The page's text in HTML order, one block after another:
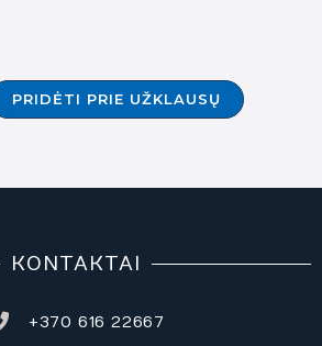
PRIDĖTI PRIE UŽKLAUSŲ
KONTAKTAI
+370 616 22667